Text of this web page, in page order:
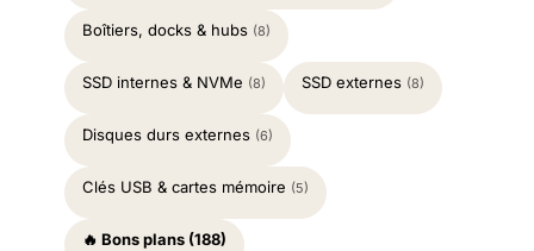
Boîtiers, docks & hubs (8)
SSD internes & NVMe (8) SSD externes (8)
Disques durs externes (6)
Clés USB & cartes mémoire (5)
🔥 Bons plans (188)